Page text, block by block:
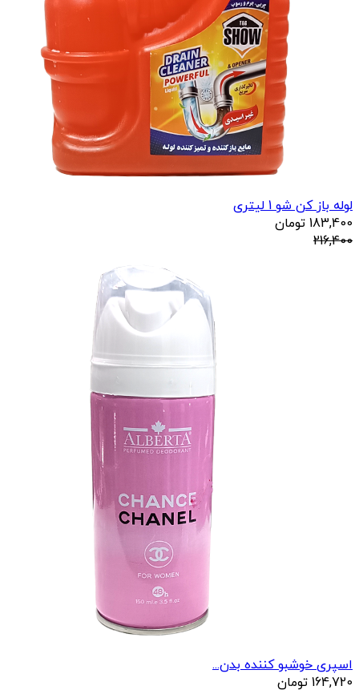
لوله باز کن شو 1 لیتری
183,400 تومان
216,400
اسپری خوشبو کننده بدن...
164,720 تومان